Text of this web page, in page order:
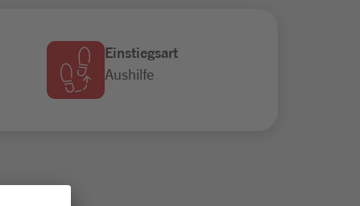
Einstiegsart
Aushilfe